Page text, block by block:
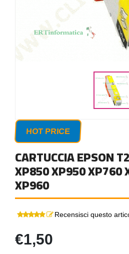
HOT PRICE
CARTUCCIA EPSON
XP850 XP950 XP760
XP960
Recensisci questo
€1,50